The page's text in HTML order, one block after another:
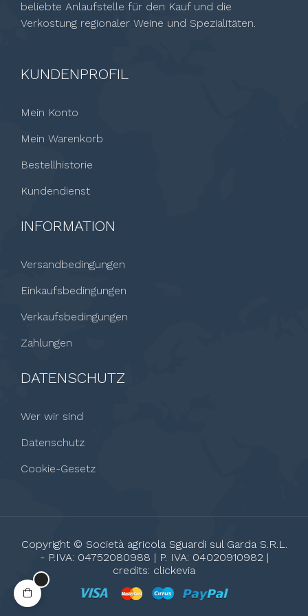
beliebte Anlaufstelle für den Kauf und die
Verkostung regionaler Weine und Spezialitäten.
KUNDENPROFIL
Mein Konto
Mein Warenkorb
Bestellhistorie
Kundendienst
INFORMATION
Versandbedingungen
Einkaufsbedingungen
Verkaufsbedingungen
Zahlungen
DATENSCHUTZ
Wer wir sind
Datenschutz
Cookie-Gesetz
Copyright © Società agricola Sguardi sul Garda S.R.L.
- P.IVA: 04752080988 | P. IVA: 04020910982 |
credits: clickevia